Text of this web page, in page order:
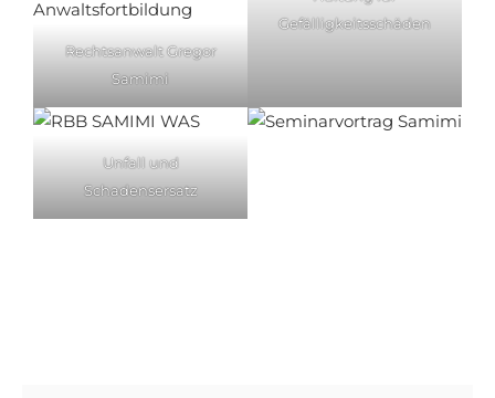
Rechtsanwalt Gregor
Samimi
Gefälligkeitsschäden
Unfall und
Schadensersatz